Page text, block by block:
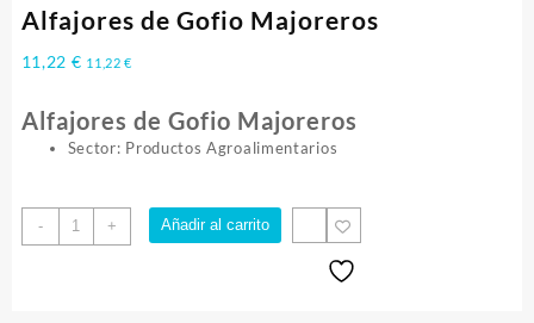
Alfajores de Gofio Majoreros
11,22 € 11,22€
Alfajores de Gofio Majoreros
Sector: Productos Agroalimentarios
-
Alfajores
de
+ Añadir al carrito